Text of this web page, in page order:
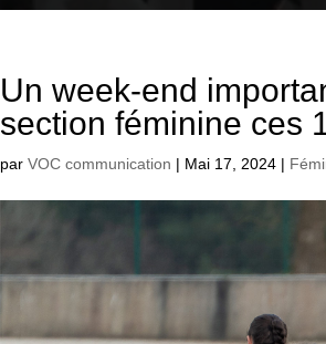
Un week-end
section féminine ces
parVOC communication | Mai 17, 2024 |